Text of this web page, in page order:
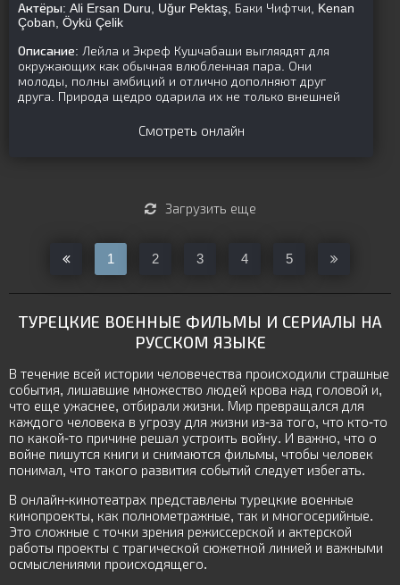
ТУРЕЦКИЕ ВОЕННЫЕ ФИЛЬМЫ И СЕРИАЛЫ НА
РУССКОМ ЯЗЫКЕ
В течение всей истории человечества происходили страшные
события, лишавшие множество людей крова над головой и,
что еще ужаснее, отбирали жизни. Мир превращался для
каждого человека в угрозу для жизни из-за того, что кто-то
по какой-то причине решал устроить войну. И важно, что о
войне пишутся книги и снимаются фильмы, чтобы человек
понимал, что такого развития событий следует избегать.
В онлайн-кинотеатрах представлены турецкие военные
кинопроекты, как полнометражные, так и многосерийные.
Это сложные с точки зрения режиссерской и актерской
работы проекты с трагической сюжетной линией и важными
осмыслениями происходящего.
Актёры: Ali Ersan Duru, Uğur Pektaş, Баки Чифтчи, Kenan
Çoban, Öykü Çelik
Описание: Лейла и Экреф Кушчабаши выгляядят для
окружающих как обычная влюбленная пара. Они
молоды, полны амбиций и отлично дополняют друг
друга. Природа щедро одарила их не только внешней
Смотреть онлайн
Загрузить еще
1 2 3 4 5